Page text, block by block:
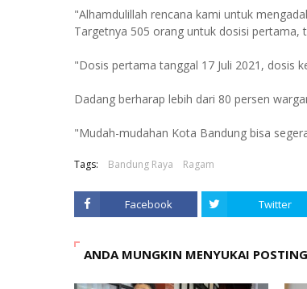
"Alhamdulillah rencana kami untuk
Targetnya 505 orang untuk dosisi pertama,
"Dosis pertama tanggal 17 Juli 2021, dosis
Dadang berharap lebih dari 80 persen
"Mudah-mudahan Kota Bandung bisa
Tags: Bandung Raya Ragam
Facebook Twitter
ANDA MUNGKIN MENYUKAI